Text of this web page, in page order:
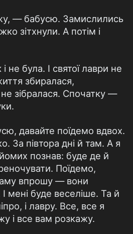
— бабусю. Замислились
зітхнули. А потім і
не була. І святої лаври не
збиралася,
не зібралася. Спочатку —
давайте поїдемо вдвох.
За півтора дні й там. А я
познав: буде де й
Поїдемо,
впрошу — вони
мені буде веселіше. Та й
і лавру. Все, все я
і все вам розкажу.